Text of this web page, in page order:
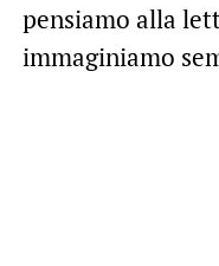
pensiamo alla
immaginiamo